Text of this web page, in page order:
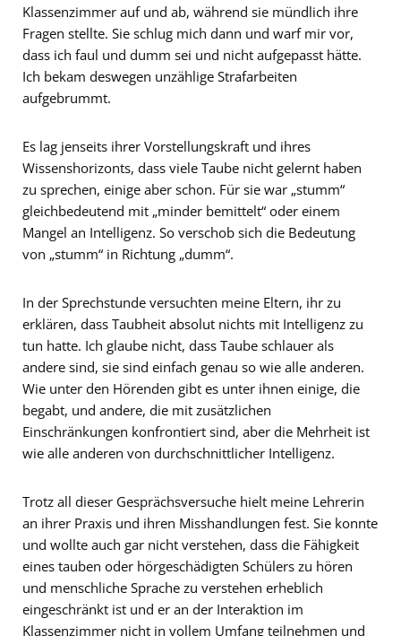
Klassenzimmer auf und ab, während sie mündlich ihre
Fragen stellte. Sie schlug mich dann und warf mir vor,
dass ich faul und dumm sei und nicht aufgepasst hätte.
Ich bekam deswegen unzählige Strafarbeiten
aufgebrummt.
Es lag jenseits ihrer Vorstellungskraft und ihres
Wissenshorizonts, dass viele Taube nicht gelernt haben
zu sprechen, einige aber schon. Für sie war „stumm“
gleichbedeutend mit „minder bemittelt“ oder einem
Mangel an Intelligenz. So verschob sich die Bedeutung
von „stumm“ in Richtung „dumm“.
In der Sprechstunde versuchten meine Eltern, ihr zu
erklären, dass Taubheit absolut nichts mit Intelligenz zu
tun hatte. Ich glaube nicht, dass Taube schlauer als
andere sind, sie sind einfach genau so wie alle anderen.
Wie unter den Hörenden gibt es unter ihnen einige, die
begabt, und andere, die mit zusätzlichen
Einschränkungen konfrontiert sind, aber die Mehrheit ist
wie alle anderen von durchschnittlicher Intelligenz.
Trotz all dieser Gesprächsversuche hielt meine Lehrerin
an ihrer Praxis und ihren Misshandlungen fest. Sie konnte
und wollte auch gar nicht verstehen, dass die Fähigkeit
eines tauben oder hörgeschädigten Schülers zu hören
und menschliche Sprache zu verstehen erheblich
eingeschränkt ist und er an der Interaktion im
Klassenzimmer nicht in vollem Umfang teilnehmen und